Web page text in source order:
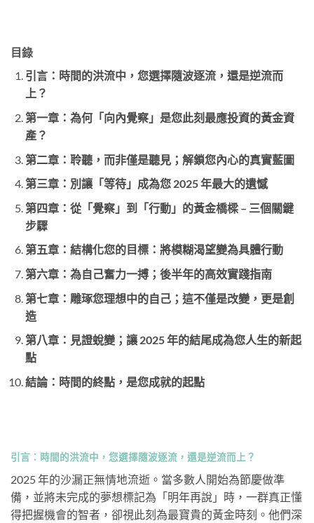
目錄
引言：時間的洪流中，您選擇隨波逐流，還是逆流而
上？
第一章：為何「向內覺察」是您此刻最應投資的黃金資
產？
第二章：聆聽，而非僅是聽見；解鎖您內心的真實藍圖
第三章：別讓「等待」成為您 2025 年最大的遺憾
第四章：從「覺察」到「行動」的黃金橋樑 – 三個關鍵
步驟
第五章：結構化您的目標：將模糊渴望變為具體行動
第六章：為自己奮力一搏；後半年的高效實踐指南
第七章：雕琢您理想中的自己；這不僅是改變，更是創
造
第八章：見證蛻變；讓 2025 年的結尾成為您人生的新起
點
結論：時間的終點，是您成就的起點
引言：時間的洪流中，您選擇隨波逐流，還是逆流而上？
2025 年的沙漏正無情地流逝。當多數人開始為節慶做準
備，並將未完成的夢想標記為「明年再說」時，一群真正懂
得把握機會的智者，卻視此刻為最寶貴的黃金時刻。他們深